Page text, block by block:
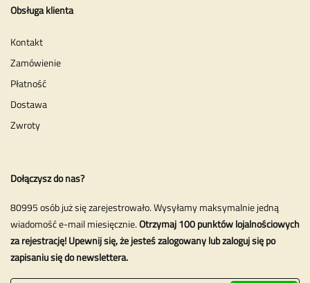
Obsługa klienta
Kontakt
Zamówienie
Płatność
Dostawa
Zwroty
Dołączysz do nas?
80995 osób już się zarejestrowało. Wysyłamy maksymalnie jedną
wiadomość e-mail miesięcznie.Otrzymaj 100 punktów lojalnościowych
za rejestrację! Upewnij się, że jesteś zalogowany lub zaloguj się po
zapisaniu się do newslettera.